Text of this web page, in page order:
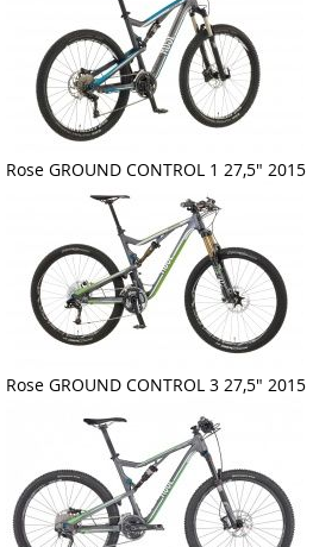
Rose GROUND CONTROL 1 27,5" 2015
Rose GROUND CONTROL 3 27,5" 2015